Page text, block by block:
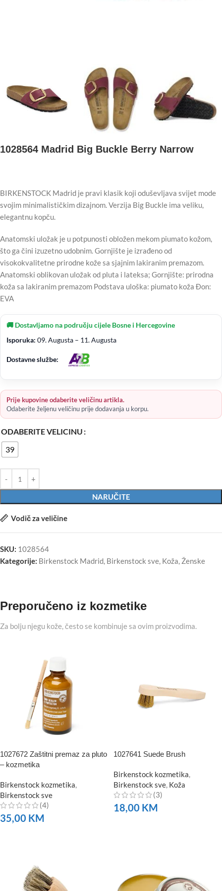
1028564 Madrid Big Buckle Berry Narrow
BIRKENSTOCK Madrid je pravi klasik koji oduševljava svijet mode
svojim minimalističkim dizajnom. Verzija Big Buckle ima veliku,
elegantnu kopču.
Anatomski uložak je u potpunosti obložen mekom piumato kožom,
što ga čini izuzetno udobnim. Gornjište je izrađeno od
visokokvalitetne prirodne kože sa sjajnim lakiranim premazom.
Anatomski oblikovan uložak od pluta i lateksa; Gornjište: prirodna
koža sa lakiranim premazom Podstava uloška: piumato koža Đon:
EVA
🚚 Dostavljamo na području cijele Bosne i Hercegovine
Isporuka: 09. Augusta – 11. Augusta
Dostavne službe:
Prije kupovine odaberite veličinu artikla.
Odaberite željenu veličinu prije dodavanja u korpu.
ODABERITE VELICINU
39
NARUČITE
Vodič za veličine
SKU: 1028564
Kategorije: Birkenstock Madrid, Birkenstock sve, Koža, Ženske
Preporučeno iz kozmetike
Za bolju njegu kože, često se kombinuje sa ovim proizvodima.
1027672 Zaštitni premaz za pluto
– kozmetika
Birkenstock kozmetika,
Birkenstock sve
(4)
35,00 KM
1027641 Suede Brush
Birkenstock kozmetika,
Birkenstock sve, Koža
(3)
18,00 KM